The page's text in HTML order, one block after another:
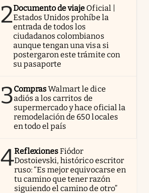
2Documento de viaje Oficial |
Estados Unidos prohíbe la
entrada de todos los
ciudadanos colombianos
aunque tengan una visa si
postergaron este trámite con
su pasaporte
3ComprasWalmart le dice
adiós a los carritos de
supermercado y hace oficial la
remodelación de 650 locales
en todo el país
4ReflexionesFiódor
Dostoievski, histórico escritor
ruso: “Es mejor equivocarse en
tu camino que tener razón
siguiendo el camino de otro”